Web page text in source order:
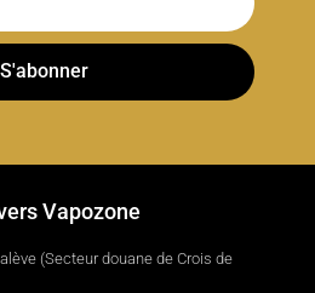
S'abonner
Vapozone
(Secteur douane de Crois de